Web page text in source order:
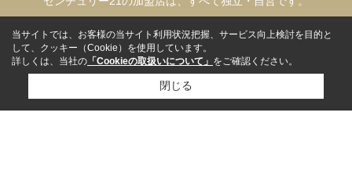
当サイトでは、お客様の当サイト利用状況把握、サービス向上検討を目的と
して、クッキー（Cookie）を使用しています。
詳しくは、当社の 「Cookieの取扱いについて」 をご確認ください。
閉じる